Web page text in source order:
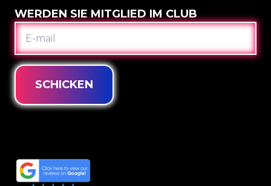
WERDEN SIE MITGLIED IM CLUB
E-
MAIL
SCHICKEN